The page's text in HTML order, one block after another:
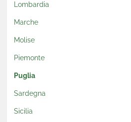
Lombardia
Marche
Molise
Piemonte
Puglia
Sardegna
Sicilia